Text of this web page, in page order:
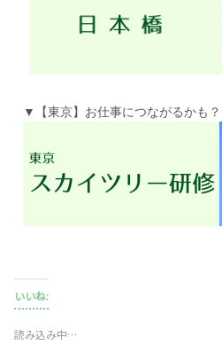
▼【東京】お仕事につながるかも
いいね:
読み込み中…